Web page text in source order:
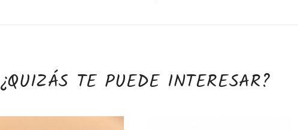
¿QUIZÁS TE PUEDE INTERESAR?